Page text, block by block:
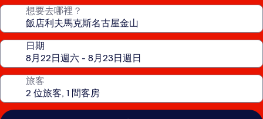
想要去哪裡？
日期
旅客